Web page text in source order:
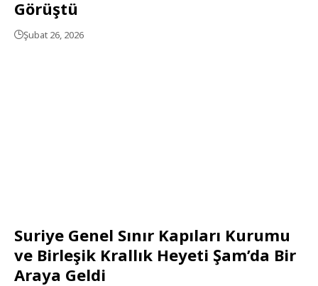
Görüştü
Şubat 26, 2026
Suriye Genel Sınır Kapıları Kurumu
ve Birleşik Krallık Heyeti Şam’da Bir
Araya Geldi